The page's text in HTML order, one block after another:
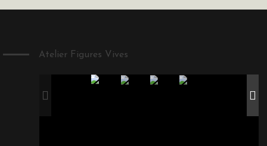
Atelier Figures Vives